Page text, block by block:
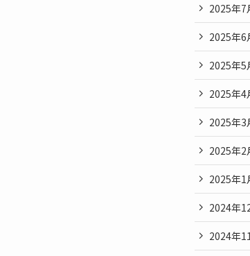
2025年7
2025年6
2025年5
2025年4
2025年3
2025年2
2025年1
2024年
2024年